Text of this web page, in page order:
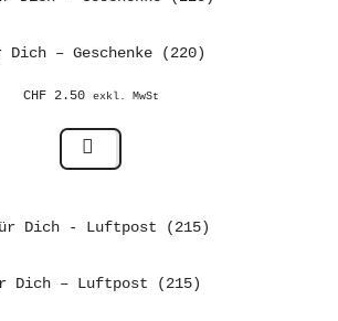
Dich – Geschenke (220)
CHF2.50 exkl. MwSt
Dich – Luftpost (215)